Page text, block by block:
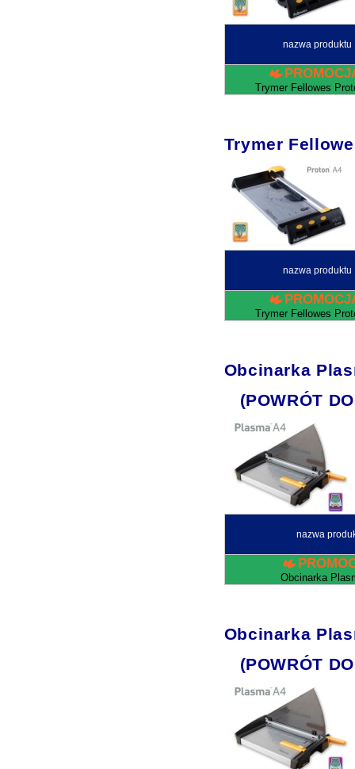
nazwa produktu
Trymer Fellowes
Trymer
nazwa produktu
Trymer Fellowes
Obcinarka
(POWRÓT
nazwa
Obcinarka
Obcinarka
(POWRÓT